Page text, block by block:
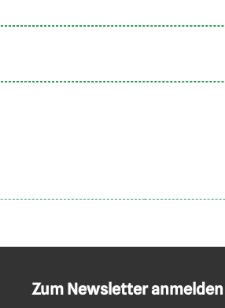
Zum Newsletter anmelden